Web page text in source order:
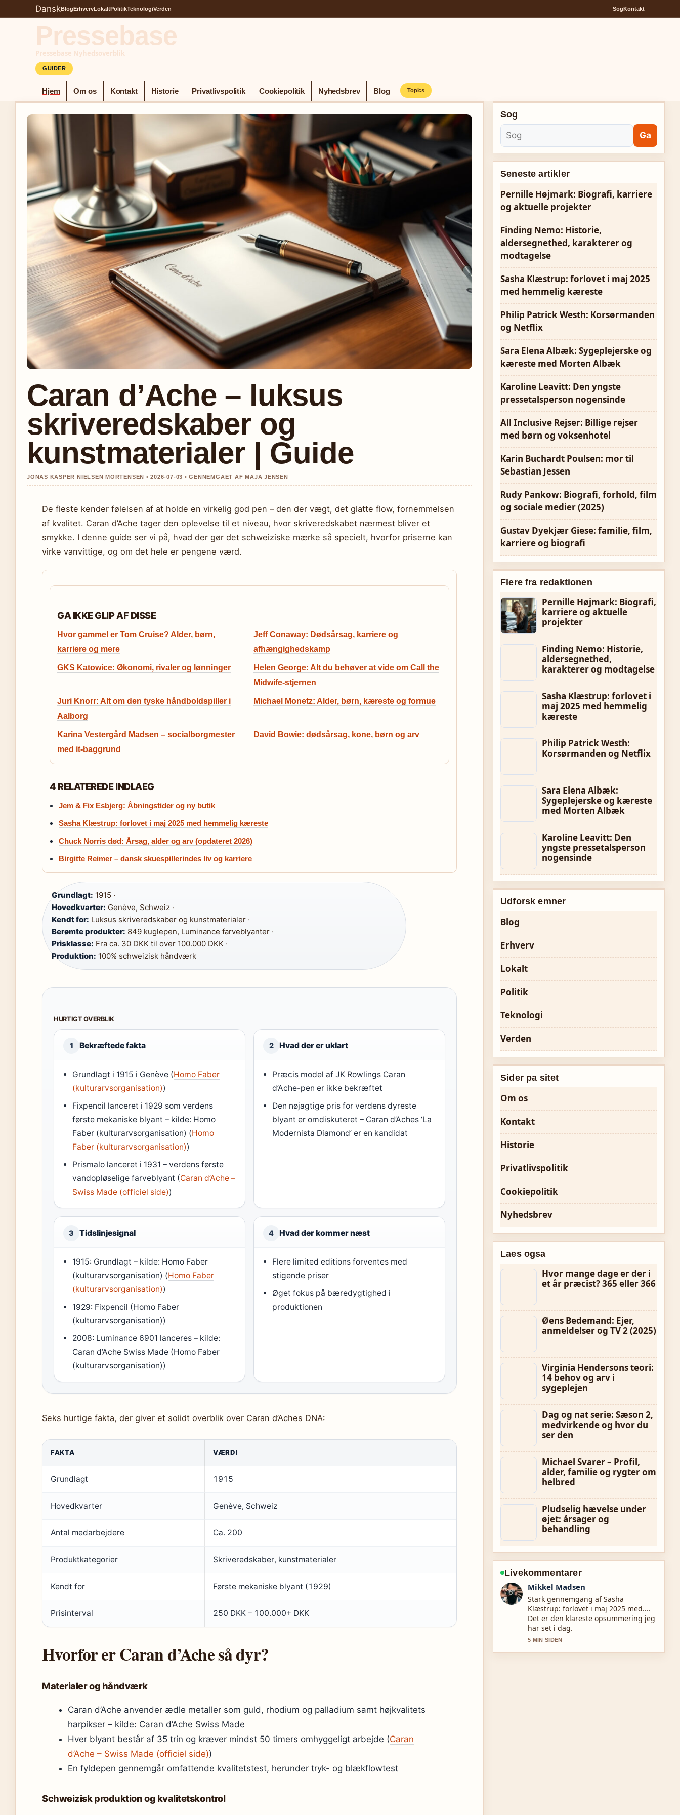
DanskBlogErhvervLokaltPolitikTeknologiVerden SogKontakt
Pressebase
Pressebase Nyhedsoverblik
GUIDER
Hjem Om os Kontakt Historie Privatlivspolitik Cookiepolitik Nyhedsbrev Blog Topics
Caran d’Ache – luksus
skriveredskaber og
kunstmaterialer | Guide
JONAS KASPER NIELSEN MORTENSEN • 2026-07-03 • GENNEMGAET AF MAJA JENSEN
De fleste kender følelsen af at holde en virkelig god pen – den der vægt, det glatte flow, fornemmelsen
af kvalitet. Caran d’Ache tager den oplevelse til et niveau, hvor skriveredskabet nærmest bliver et
smykke. I denne guide ser vi på, hvad der gør det schweiziske mærke så specielt, hvorfor priserne kan
virke vanvittige, og om det hele er pengene værd.
GA IKKE GLIP AF DISSE
Hvor gammel er Tom Cruise? Alder, børn,
karriere og mere
Jeff Conaway: Dødsårsag, karriere og
afhængighedskamp
GKS Katowice: Økonomi, rivaler og lønninger
Helen George: Alt du behøver at vide om Call the
Midwife-stjernen
Juri Knorr: Alt om den tyske håndboldspiller i
Aalborg
Michael Monetz: Alder, børn, kæreste og formue
Karina Vestergård Madsen – socialborgmester
med it-baggrund
David Bowie: dødsårsag, kone, børn og arv
4 RELATEREDE INDLAEG
Jem & Fix Esbjerg: Åbningstider og ny butik
Sasha Klæstrup: forlovet i maj 2025 med hemmelig kæreste
Chuck Norris død: Årsag, alder og arv (opdateret 2026)
Birgitte Reimer – dansk skuespillerindes liv og karriere
Grundlagt: 1915 ·
Hovedkvarter: Genève, Schweiz ·
Kendt for: Luksus skriveredskaber og kunstmaterialer ·
Berømte produkter: 849 kuglepen, Luminance farveblyanter ·
Prisklasse: Fra ca. 30 DKK til over 100.000 DKK ·
Produktion: 100% schweizisk håndværk
HURTIGT OVERBLIK
1 Bekræftede fakta
Grundlagt i 1915 i Genève (Homo Faber
(kulturarvsorganisation))
Fixpencil lanceret i 1929 som verdens
første mekaniske blyant – kilde: Homo
Faber (kulturarvsorganisation) (Homo
Faber (kulturarvsorganisation))
Prismalo lanceret i 1931 – verdens første
vandopløselige farveblyant (Caran d’Ache –
Swiss Made (officiel side))
2 Hvad der er uklart
Præcis model af JK Rowlings Caran
d’Ache-pen er ikke bekræftet
Den nøjagtige pris for verdens dyreste
blyant er omdiskuteret – Caran d’Aches ‘La
Modernista Diamond’ er en kandidat
3 Tidslinjesignal
1915: Grundlagt – kilde: Homo Faber
(kulturarvsorganisation) (Homo Faber
(kulturarvsorganisation))
1929: Fixpencil (Homo Faber
(kulturarvsorganisation))
2008: Luminance 6901 lanceres – kilde:
Caran d’Ache Swiss Made (Homo Faber
(kulturarvsorganisation))
4 Hvad der kommer næst
Flere limited editions forventes med
stigende priser
Øget fokus på bæredygtighed i
produktionen
Seks hurtige fakta, der giver et solidt overblik over Caran d’Aches DNA:
FAKTA VÆRDI
Grundlagt 1915
Hovedkvarter Genève, Schweiz
Antal medarbejdere Ca. 200
Produktkategorier Skriveredskaber, kunstmaterialer
Kendt for Første mekaniske blyant (1929)
Prisinterval 250 DKK – 100.000+ DKK
Hvorfor er Caran d’Ache så dyr?
Materialer og håndværk
Caran d’Ache anvender ædle metaller som guld, rhodium og palladium samt højkvalitets
harpikser – kilde: Caran d’Ache Swiss Made
Hver blyant består af 35 trin og kræver mindst 50 timers omhyggeligt arbejde (Caran
d’Ache – Swiss Made (officiel side))
En fyldepen gennemgår omfattende kvalitetstest, herunder tryk- og blækflowtest
Schweizisk produktion og kvalitetskontrol
Sog
Ga
Seneste artikler
Pernille Højmark: Biografi, karriere
og aktuelle projekter
Finding Nemo: Historie,
aldersegnethed, karakterer og
modtagelse
Sasha Klæstrup: forlovet i maj 2025
med hemmelig kæreste
Philip Patrick Westh: Korsørmanden
og Netflix
Sara Elena Albæk: Sygeplejerske og
kæreste med Morten Albæk
Karoline Leavitt: Den yngste
pressetalsperson nogensinde
All Inclusive Rejser: Billige rejser
med børn og voksenhotel
Karin Buchardt Poulsen: mor til
Sebastian Jessen
Rudy Pankow: Biografi, forhold, film
og sociale medier (2025)
Gustav Dyekjær Giese: familie, film,
karriere og biografi
Flere fra redaktionen
Pernille Højmark: Biografi,
karriere og aktuelle
projekter
Finding Nemo: Historie,
aldersegnethed,
karakterer og modtagelse
Sasha Klæstrup: forlovet i
maj 2025 med hemmelig
kæreste
Philip Patrick Westh:
Korsørmanden og Netflix
Sara Elena Albæk:
Sygeplejerske og kæreste
med Morten Albæk
Karoline Leavitt: Den
yngste pressetalsperson
nogensinde
Udforsk emner
Blog
Erhverv
Lokalt
Politik
Teknologi
Verden
Sider pa sitet
Om os
Kontakt
Historie
Privatlivspolitik
Cookiepolitik
Nyhedsbrev
Laes ogsa
Hvor mange dage er der i
et år præcist? 365 eller 366
Øens Bedemand: Ejer,
anmeldelser og TV 2 (2025)
Virginia Hendersons teori:
14 behov og arv i
sygeplejen
Dag og nat serie: Sæson 2,
medvirkende og hvor du
ser den
Michael Svarer – Profil,
alder, familie og rygter om
helbred
Pludselig hævelse under
øjet: årsager og
behandling
Livekommentarer
Clara Olesen
Folgningen af Pernille Højmark:
Biografi, karriere og aktuelle projekter
er balanceret og let at forsta.
7 MIN SIDEN